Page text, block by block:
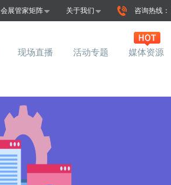
会展管家矩阵 关于我们 咨询热线：
现场直播 活动专题 媒体资源